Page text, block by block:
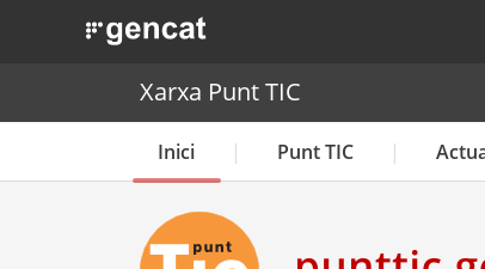
. Obre en una nova finestra.
Xarxa Punt TIC
Inici Punt TIC